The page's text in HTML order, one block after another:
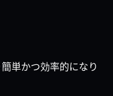
単かつ効率的になり